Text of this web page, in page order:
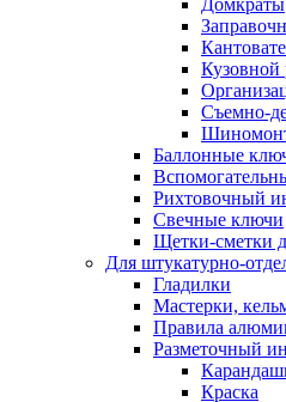
Домкраты
Кузовной
Съемно-
Баллонные
Рихтовочный
Свечные ключи
Щетки-сметки
Для штукатурно-
Гладилки
Мастерки,
Правила
Разметочный
Краска